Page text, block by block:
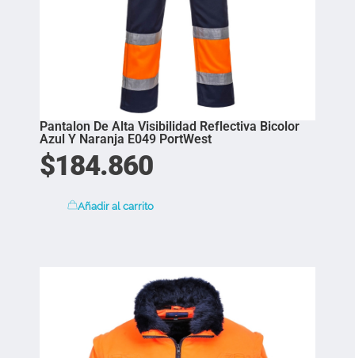
Pantalon De Alta Visibilidad Reflectiva Bicolor
Azul Y Naranja E049 PortWest
$184.860
Añadir al carrito